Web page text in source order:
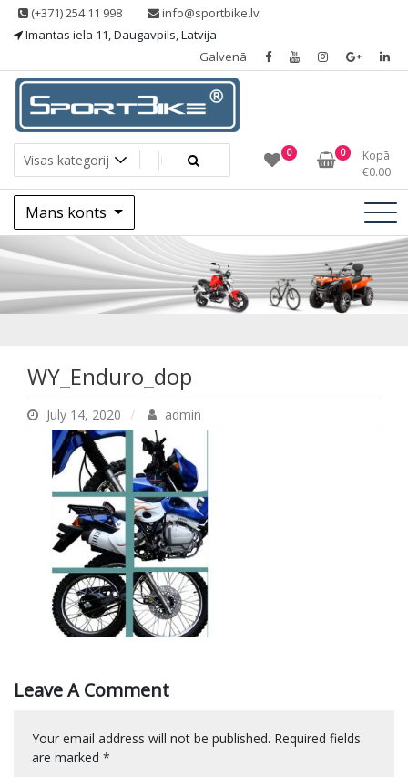
Skip (+371) 254 11 998
info@sportbike.lv
Imantas iela 11, Daugavpils, Latvija
Galvenā
Sportbike
Sporting goods 0 0
Kopā
€0.00
Mans konts
WY_Enduro_dop
WY_Enduro_dop
July 14, 2020 admin
Leave A Comment
Your email address will not be published. Required fields
are marked *